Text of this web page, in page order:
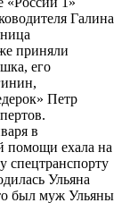
Галина
приняли
его
Петр
в
помощи ехала на
спецтранспорту
Ульяна
был муж Ульяны